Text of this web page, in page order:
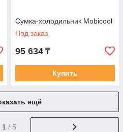
Сумка-холодильник Mobicool
Под заказ
95 634 ₸
Купить
ещё
1 / 5